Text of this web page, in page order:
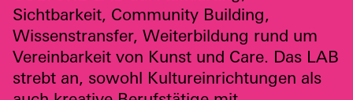
Sichtbarkeit, Community Building,
Wissenstransfer, Weiterbildung rund um
Vereinbarkeit von Kunst und Care. Das LAB
strebt an, sowohl Kultureinrichtungen als